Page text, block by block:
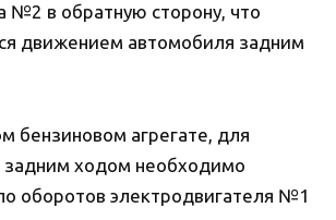
№2 в обратную сторону, что
движением автомобиля задним
бензиновом агрегате, для
ходом необходимо
оборотов электродвигателя №1